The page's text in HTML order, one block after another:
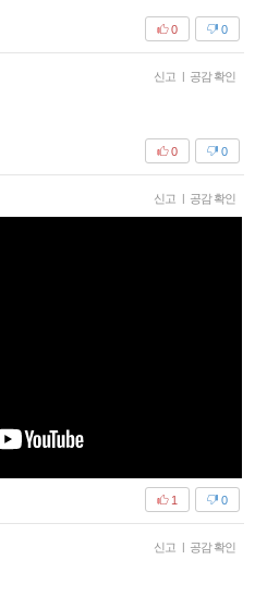
0
0
신고 공감 확인
0
0
신고 공감 확인
0
1
신고 | 공감 확인